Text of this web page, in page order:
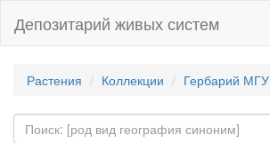
Депозитарий живых систем
Растения Коллекции Гербарий МГУ